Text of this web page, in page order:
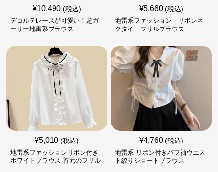
¥10,490 (税込)
デコルテレースが可愛い！超ガ
ーリー地雷系ブラウス
¥5,660 (税込)
地雷系ファッション リボンネ
クタイ フリルブラウス
¥5,010 (税込)
地雷系ファッションリボン付き
ホワイトブラウス 首元のフリル
¥4,760 (税込)
地雷系 リボン付きパフ袖ウエス
ト絞りショートブラウス